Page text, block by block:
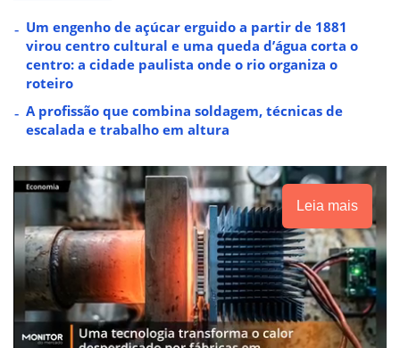
Um engenho de açúcar erguido a partir de 1881
virou centro cultural e uma queda d’água corta o
centro: a cidade paulista onde o rio organiza o
roteiro
A profissão que combina soldagem, técnicas de
escalada e trabalho em altura
Leia mais